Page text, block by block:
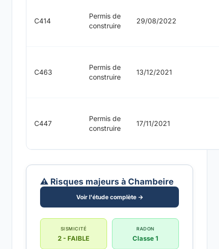
C414
Permis de
construire
29/08/2022
C463
Permis de
construire
13/12/2021
C447
Permis de
construire
17/11/2021
⚠️ Risques majeurs à Chambeire
Voir l'étude complète →
SISMICITÉ
2 - FAIBLE
RADON
Classe 1